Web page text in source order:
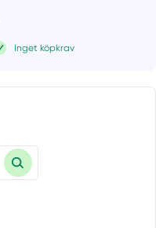
Inget köpkrav